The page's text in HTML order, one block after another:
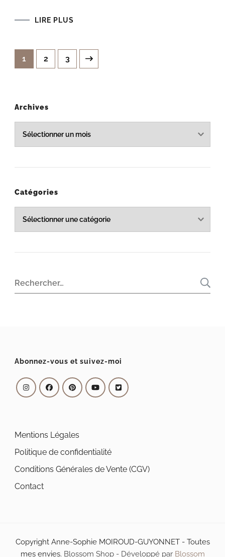
LIRE PLUS
Pagination
publications
Page
1 Page
2 Page
3
Archives
Archives
Catégories
Catégories
Rechercher :
Abonnez-vous et suivez-moi
Mentions Légales
Politique de confidentialité
Conditions Générales de Vente (CGV)
Contact
Copyright Anne-Sophie MOIROUD-GUYONNET - Toutes
mes envies. Blossom Shop - Développé par Blossom